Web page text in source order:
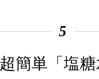
5
超簡単「塩